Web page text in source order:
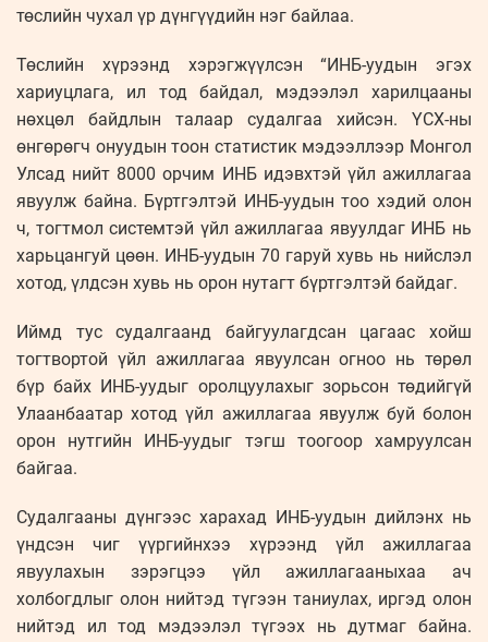
төслийн чухал үр дүнгүүдийн нэг байлаа.
Төслийн хүрээнд хэрэгжүүлсэн “ИНБ-уудын эгэх
хариуцлага, ил тод байдал, мэдээлэл харилцааны
нөхцөл байдлын талаар судалгаа хийсэн. ҮСХ-ны
өнгөрөгч онуудын тоон статистик мэдээллээр Монгол
Улсад нийт 8000 орчим ИНБ идэвхтэй үйл ажиллагаа
явуулж байна. Бүртгэлтэй ИНБ-уудын тоо хэдий олон
ч, тогтмол системтэй үйл ажиллагаа явуулдаг ИНБ нь
харьцангуй цөөн. ИНБ-уудын 70 гаруй хувь нь нийслэл
хотод, үлдсэн хувь нь орон нутагт бүртгэлтэй байдаг.
Иймд тус судалгаанд байгуулагдсан цагаас хойш
тогтвортой үйл ажиллагаа явуулсан огноо нь төрөл
бүр байх ИНБ-уудыг оролцуулахыг зорьсон төдийгүй
Улаанбаатар хотод үйл ажиллагаа явуулж буй болон
орон нутгийн ИНБ-уудыг тэгш тоогоор хамруулсан
байгаа.
Судалгааны дүнгээс харахад ИНБ-уудын дийлэнх нь
үндсэн чиг үүргийнхээ хүрээнд үйл ажиллагаа
явуулахын зэрэгцээ үйл ажиллагааныхаа ач
холбогдлыг олон нийтэд түгээн таниулах, иргэд олон
нийтэд ил тод мэдээлэл түгээх нь дутмаг байна.